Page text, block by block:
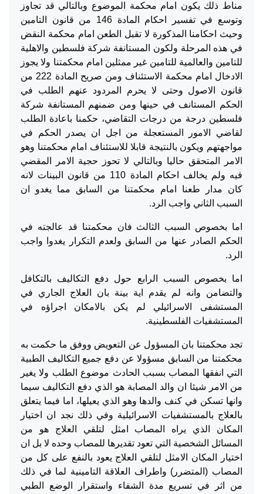
مناط ذلك يكون امام محكمة الموضوع وبالتالي قد تجاوز
وتوسع في تفسير احكام المادة 146 من قانون التامين
وحيث احكامنا المذكورة لا تقبل الطعن امام محكمة النقض
في هذه المرحلة ولكون المستانفة شركة فلسطين والاهلية
للتامين والعالمية للتامين غير ممثلين امام محكمتنا ولا يجوز
الادخال امام محكمة الاستئناف ومن صريح المادة 222 من
قانون الاصول وحتى لا يحرم المردود عنهم الطلب في
الحكم المستانف في حينها ومن ضمنهم المستانفة شركة
فلسطين درجة من درجات التقاضي، حكمنا باعادة الطلب
لقاضي الامور المستعجلة من اجل ان يصدر الحكم في
مواجهتهم ويكون بالنتيجة قابلا للاستئناف امام محكمتنا وهو
الامر المتحقق حاليا وبالتالي لا تحوز حجية الامر المقضي
فيه ولم يخالف احكام المادة 110 من قانون البينات لانه
كان مدار طعنا امام محكمتنا من السابق مما يغدو ان
السبب الثاني واجب الرد.
اما بخصوص السبب الثالث فان محكمتنا قد عالجته في
الحكم الصادر عنها من السابق ولعدم التكرار يغدوا واجب
الرد.
اما بخصوص السبب الرابع حول دفع التكاليف بالتكافل
والتضامن وانه لم يقدم اية بينة بان العلاج الجاري في
المستشفى الاسرائيلي لم يكن بالامكان اجراؤه في
المستشفيات الفلسطينية.
تجد محكمتنا بان المسؤول عن التعويض ووفق ما حكمت به
محكمتنا من السابق مسؤولا عن دفع جميع التكاليف الطبية
التي انفقها المصاب بسبب الحادث موضوع الطلب ولا يغير
من الامر شيئا ان والد المصابة هو الذي دفع التكاليف سيما
وانها تسكن في كنف والدها وهو الذي يعيلها، اما فيما يتعلق
بالعلاج بالمستشفيات الاسرائيلية وفي ذلك نجد ان اختيار
المكان الذي يراه المصاب امثل لتلقي العلاج هو من
المسائل الشخصية التي تعود تقديرها للمصاب وحده لا بل ان
اختيار المكان الامثل لتلقي العلاج يعود بالنفع على كل من
المصاب (المتضرر) واطراف العلاقة التامينية لما في ذلك
من اثر في تسريع مدة الشفاء واستقرار الوضع الطبي